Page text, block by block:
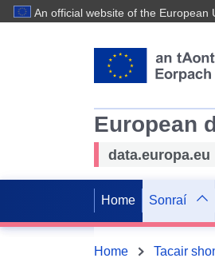
An official website of the European
European
data.europa.eu
Home Sonraí
Home Tacair